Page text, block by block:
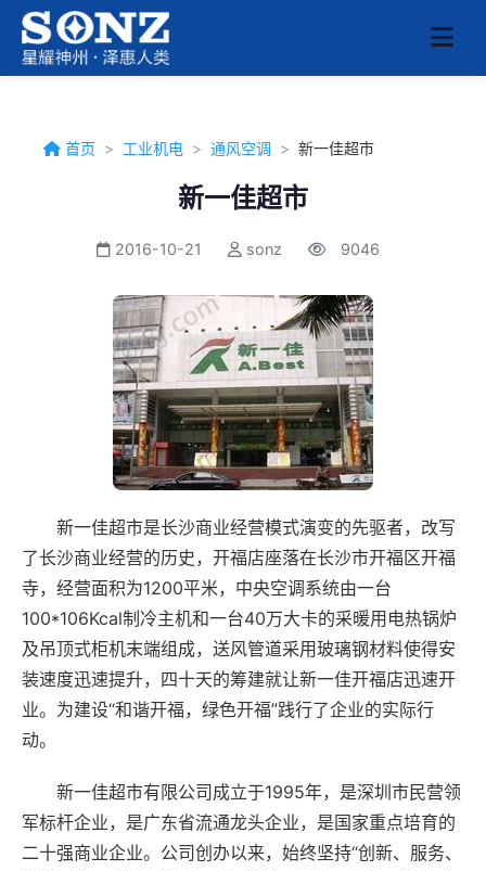
首页 > 工业机电 > 通风空调 > 新一佳超市
新一佳超市
2016-10-21 sonz 9046
新一佳超市是长沙商业经营模式演变的先驱者，改写
了长沙商业经营的历史，开福店座落在长沙市开福区开福
寺，经营面积为1200平米，中央空调系统由一台
100*106Kcal制冷主机和一台40万大卡的采暖用电热锅炉
及吊顶式柜机末端组成，送风管道采用玻璃钢材料使得安
装速度迅速提升，四十天的筹建就让新一佳开福店迅速开
业。为建设“和谐开福，绿色开福”践行了企业的实际行
动。
新一佳超市有限公司成立于1995年，是深圳市民营领
军标杆企业，是广东省流通龙头企业，是国家重点培育的
二十强商业企业。公司创办以来，始终坚持“创新、服务、